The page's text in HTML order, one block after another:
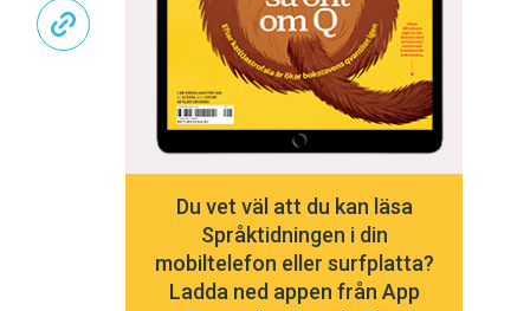
Du vet väl att du kan läsa
Språktidningen i din
mobiltelefon eller surfplatta?
Ladda ned appen från App